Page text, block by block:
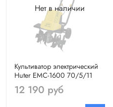
Нет в наличии
Культиватор электрический
Huter ЕМС-1600 70/5/11
12 190 руб